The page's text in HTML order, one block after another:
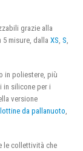
grazie alla
5 misure, dalla XS S
in poliestere, più
in silicone per i
versione
da pallanuoto,
le collettività che